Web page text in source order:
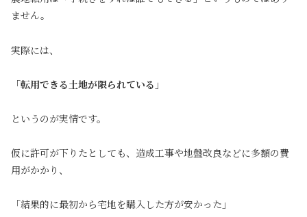
ません。
実際には、
「転用できる土地が限られている 」
というのが実情です。
仮に許可が下りたとしても、造成工事や地盤改良などに多額の費
用がかかり、
「結果的に最初から宅地を購入した方が安かった」